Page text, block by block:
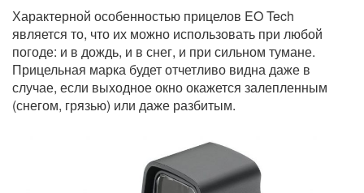
Характерной особенностью прицелов EO Tech
является то, что их можно использовать при любой
погоде: и в дождь, и в снег, и при сильном тумане.
Прицельная марка будет отчетливо видна даже в
случае, если выходное окно окажется залепленным
(снегом, грязью) или даже разбитым.